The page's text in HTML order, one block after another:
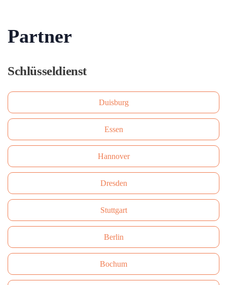
Partner
Schlüsseldienst
Duisburg
Essen
Hannover
Dresden
Stuttgart
Berlin
Bochum